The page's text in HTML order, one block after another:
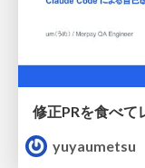
yuyaumetsu